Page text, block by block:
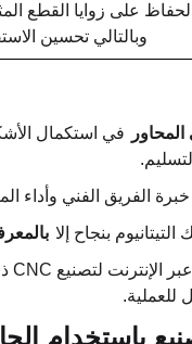
على زوايا القطع
وبالتالي تحسين
في استكمال
خبرة الفريق الفني
بنجاح إلا
للعملية.